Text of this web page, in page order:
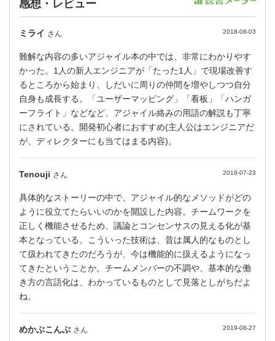
感想・レビュー
ミライ さん 2018-08-03
難解な内容の多いアジャイル本の中では、非常にわかりやす
かった。1人の新人エンジニアが「たった1人」で現場改善す
るところから始まり、しだいに周りの仲間を増やしつつ自分
自身も成長する。「ユーザーマッピング」「看板」「ハンガ
ーフライト」などなど、アジャイル絡みの用語の解説も丁寧
にされている。開発初心者におすすめ(主人公はエンジニアだ
が、ディレクターにも当てはまる内容)。
Tenouji さん 2018-07-23
具体的なストーリーの中で、アジャイル的なメソッドがどの
ように役立てたらいいのかを開設した内容。チームワークを
正しく機能させるため、議論とコンセンサスの見える化が基
本となっている。こういった技術は、昔は属人的なものとし
て扱われてきたのだろうが、今は機能的に扱えるようになっ
てきたということか。チームメンバーの不調や、基本的な働
き方の言語化は、わかっているものとして見落としがちだよ
ね。
めかぶこんぶ さん 2019-08-27